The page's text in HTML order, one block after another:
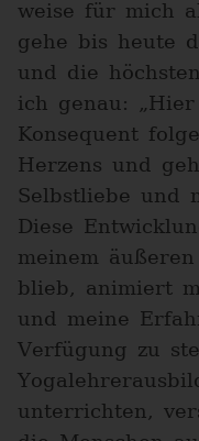
weise für mich
gehe bis heute
und die
ich genau:
Konsequent
Herzens und
Selbstliebe und
Diese
meinem
blieb, animiert
und meine
Verfügung zu
unterrichten,